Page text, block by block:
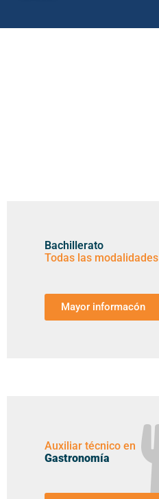
Bachillerato
Todas las modalidades
Mayor informacón
Auxiliar técnico en
Gastronomía